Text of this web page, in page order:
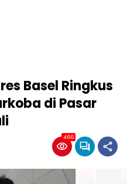
Basel Ringkus
di Pasar
466